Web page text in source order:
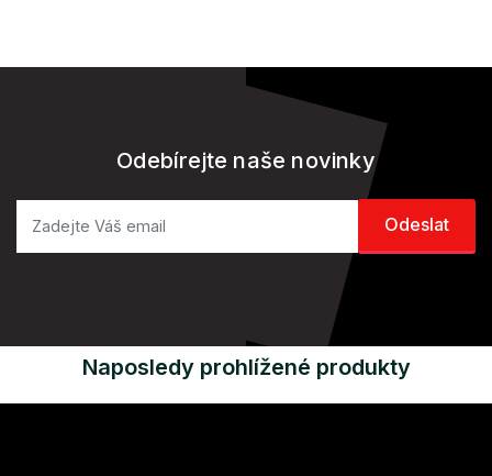
Odebírejte naše novinky
Naposledy prohlížené produkty